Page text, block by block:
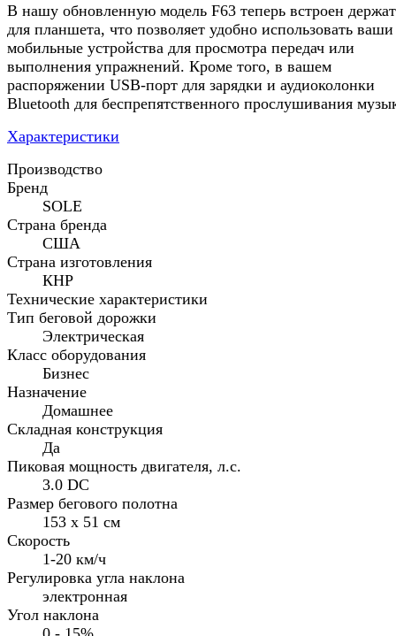
В нашу обновленную модель F63 теперь встроен
для планшета, что позволяет удобно использовать ваши
мобильные устройства для просмотра передач или
выполнения упражнений. Кроме того, в вашем
распоряжении USB-порт для зарядки и аудиоколонки
Bluetooth для беспрепятственного прослушивания
Характеристики
Производство
Бренд
SOLE
Страна бренда
США
Cтрана изготовления
КНР
Технические характеристики
Тип беговой дорожки
Электрическая
Класс оборудования
Бизнес
Назначение
Домашнее
Складная конструкция
Да
Пиковая мощность двигателя, л.с.
3.0 DC
Размер бегового полотна
153 x 51 см
Скорость
1-20 км/ч
Регулировка угла наклона
электронная
Угол наклона